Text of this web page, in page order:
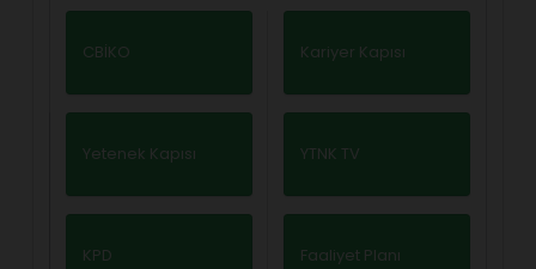
CBİKO Kariyer Kapısı
Yetenek Kapısı YTNK TV
KPD Faaliyet Planı